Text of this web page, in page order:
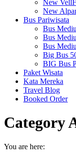
New
New
Bus Pariwisata
Bus
Bus
Bus
Big Bus
BIG Bus
Paket Wisata
Kata Mereka
Travel Blog
Booked Order
Category
You are here: